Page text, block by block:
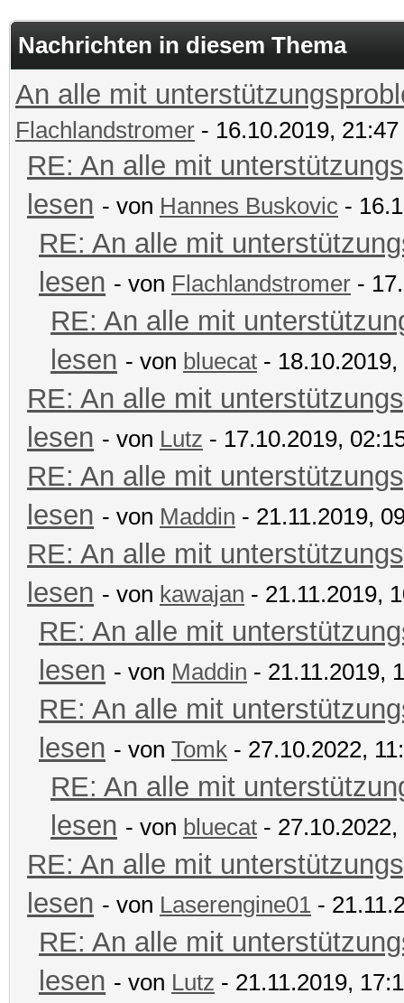
Nachrichten in diesem Thema
An alle mit
Flachlandstromer - 16.10.2019, 21:47
RE: An alle mit
lesen - von Hannes Buskovic -
RE: An alle mit
lesen - von Flachlandstromer -
RE: An alle mit
lesen - von bluecat - 18.10.2019,
RE: An alle mit
lesen - von Lutz - 17.10.2019,
RE: An alle mit
lesen - von Maddin - 21.11.2019,
RE: An alle mit
lesen - von kawajan - 21.11.2019,
RE: An alle mit
lesen - von Maddin - 21.11.2019,
RE: An alle mit
lesen - von Tomk - 27.10.2022,
RE: An alle mit
lesen - von bluecat - 27.10.2022,
RE: An alle mit
lesen - von Laserengine01 -
RE: An alle mit
lesen - von Lutz - 21.11.2019,